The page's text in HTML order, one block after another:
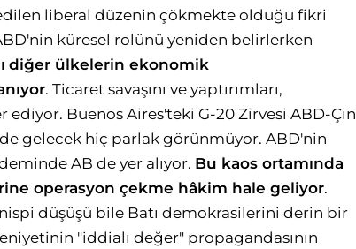
liberal düzenin çökmekte olduğu fikri
küresel rolünü yeniden belirlerken
diğer ülkelerin ekonomik
. Ticaret savaşını ve yaptırımları,
Buenos Aires'teki G-20 Zirvesi ABD-Çin
gelecek hiç parlak görünmüyor. ABD'nin
AB de yer alıyor. Bu kaos ortamında
operasyon çekme hâkim hale geliyor.
düşüşü bile Batı demokrasilerini derin bir
"iddialı değer" propagandasının